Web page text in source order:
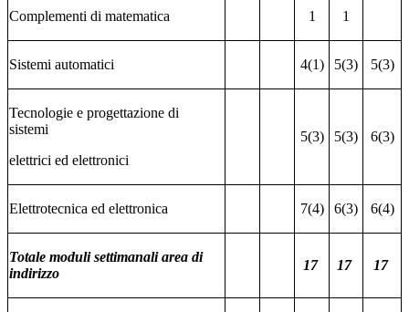
Complementi di matematica 1 1
Sistemi automatici 4(1) 5(3) 5(3)
Tecnologie e progettazione di
sistemi
elettrici ed elettronici
5(3) 5(3) 6(3)
Elettrotecnica ed elettronica 7(4) 6(3) 6(4)
Totale moduli settimanali area di
indirizzo
17 17 17